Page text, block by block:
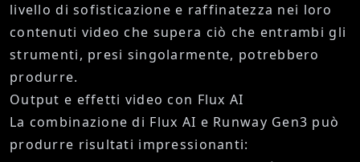
livello di sofisticazione e raffinatezza nei loro
contenuti video che supera ciò che entrambi gli
strumenti, presi singolarmente, potrebbero
produrre.
Output e effetti video con Flux AI
La combinazione di Flux AI e Runway Gen3 può
produrre risultati impressionanti: